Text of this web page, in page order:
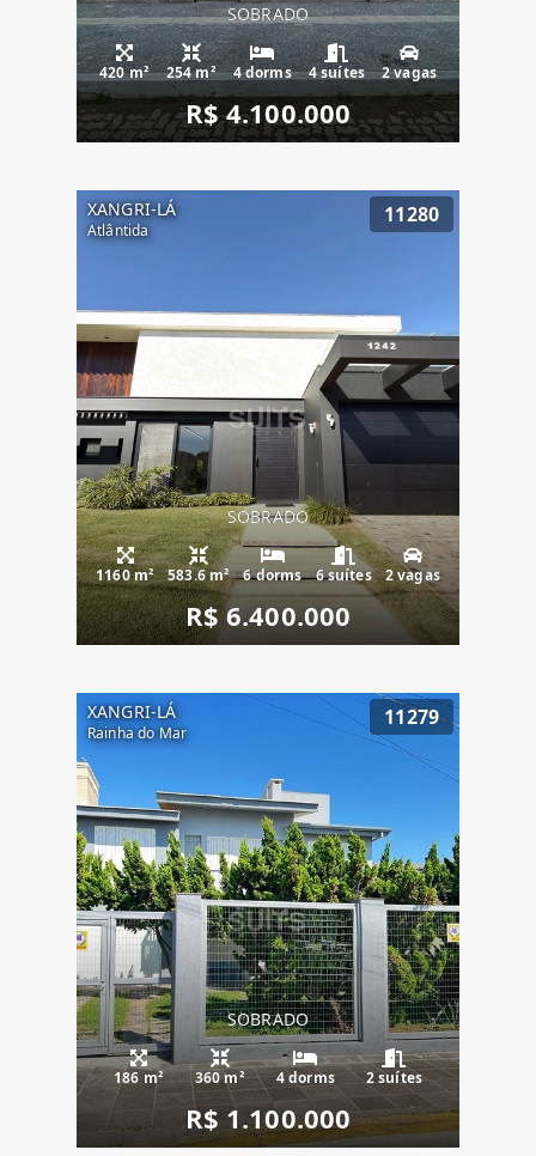
SOBRADO
420 m² 254 m² 4 dorms 4 suítes 2 vagas
R$ 4.100.000
XANGRI-LÁ
Atlântida
11280
SOBRADO
1160 m² 583.6 m² 6 dorms 6 suítes 2 vagas
R$ 6.400.000
XANGRI-LÁ
Rainha do Mar
11279
SOBRADO
186 m² 360 m² 4 dorms 2 suítes
R$ 1.100.000